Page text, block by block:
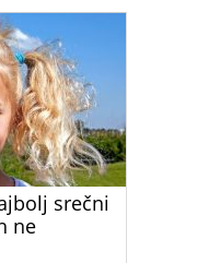
srečni
ne